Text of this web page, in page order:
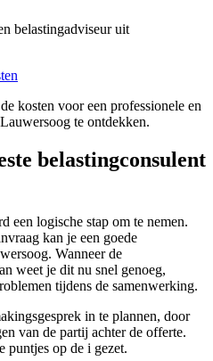
belastingadviseur uit
kosten voor een professionele en
te ontdekken.
belastingconsulent
een logische stap om te nemen.
kan je een goede
Wanneer de
weet je dit nu snel genoeg,
tijdens de samenwerking.
in te plannen, door
van de partij achter de offerte.
puntjes op de i gezet.